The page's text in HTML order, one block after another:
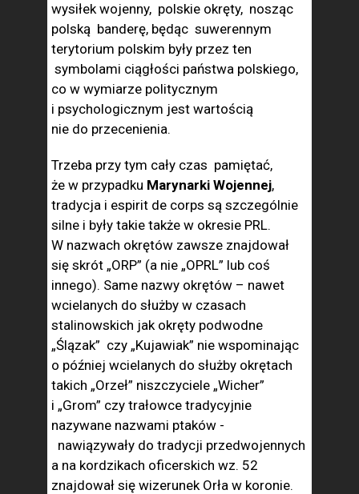
wysiłek wojenny, polskie okręty, nosząc
polską banderę, będąc suwerennym
terytorium polskim były przez ten
symbolami ciągłości państwa polskiego,
co w wymiarze politycznym
i psychologicznym jest wartością
nie do przecenienia.
Trzeba przy tym cały czas pamiętać,
że w przypadku Marynarki Wojennej,
tradycja i espirit de corps są szczególnie
silne i były takie także w okresie PRL.
W nazwach okrętów zawsze znajdował
się skrót „ORP” (a nie „OPRL” lub coś
innego). Same nazwy okrętów – nawet
wcielanych do służby w czasach
stalinowskich jak okręty podwodne
„Ślązak” czy „Kujawiak” nie wspominając
o później wcielanych do służby okrętach
takich „Orzeł” niszczyciele „Wicher”
i „Grom” czy trałowce tradycyjnie
nazywane nazwami ptaków -
nawiązywały do tradycji przedwojennych
a na kordzikach oficerskich wz. 52
znajdował się wizerunek Orła w koronie.